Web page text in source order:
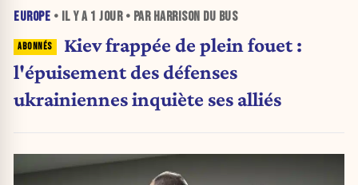
EUROPE • IL Y A 1 JOUR• PAR HARRISON DU BUS
Kiev frappée de plein fouet :
l'épuisement des défenses
ukrainiennes inquiète ses alliés